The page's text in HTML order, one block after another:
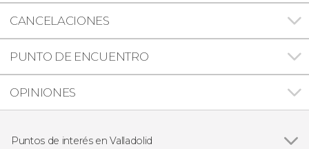
CANCELACIONES
PUNTO DE ENCUENTRO
OPINIONES
Puntos de interés en Valladolid